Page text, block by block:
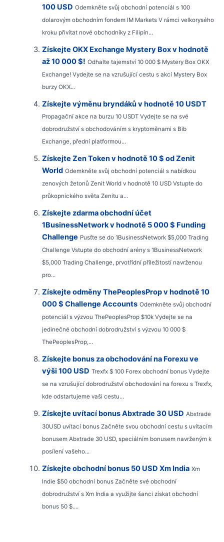
100 USD Odemkněte svůj obchodní potenciál s 100
dolarovým obchodním fondem IM Markets V rámci velkorysého
kroku přivítat nové obchodníky z Filipín...
Získejte OKX Exchange Mystery Box v hodnotě
až 10 000 $! Odhalte tajemství 10 000 $ Mystery Box OKX
Exchange! Vydejte se na vzrušující cestu s akcí Mystery Box
burzy OKX...
Získejte výměnu bryndáků v hodnotě 10 USDT
Propagační akce na burzu 10 USDT Vydejte se na své
dobrodružství s obchodováním s kryptoměnami s Bib
Exchange, přední platformou...
Získejte Zen Token v hodnotě 10 $ od Zenit
World Odemkněte svůj obchodní potenciál s nabídkou
zenových žetonů Zenit World v hodnotě 10 USD Vstupte do
průkopnického světa Zenitu a...
Získejte zdarma obchodní účet
1BusinessNetwork v hodnotě 5 000 $ Funding
Challenge Pusťte se do 1BusinessNetwork $5,000 Trading
Challenge Vstupte do obchodní arény s 1BusinessNetwork
$5,000 Trading Challenge, prvotřídní příležitostí navrženou
pro...
Získejte odměny ThePeoplesProp v hodnotě 10
000 $ Challenge Accounts Odemkněte svůj obchodní
potenciál s výzvou ThePeoplesProp $10k Vydejte se na
jedinečné obchodní dobrodružství s výzvou 10 000 $
ThePeoplesProp,...
Získejte bonus za obchodování na Forexu ve
výši 100 USD Trexfx $ 100 Forex obchodní bonus Vydejte
se na vzrušující dobrodružství obchodování na forexu s Trexfx,
kde odstartujeme vaši cestu...
Získejte uvítací bonus Abxtrade 30 USD Abxtrade
30USD uvítací bonus Začněte svou obchodní cestu s uvítacím
bonusem Abxtrade 30 USD, speciálním bonusem navrženým k
posílení vašeho...
Získejte obchodní bonus 50 USD Xm India Xm
Indie $50 obchodní bonus Začněte své obchodní
dobrodružství s Xm India a využijte šanci získat obchodní
bonus 50 $....